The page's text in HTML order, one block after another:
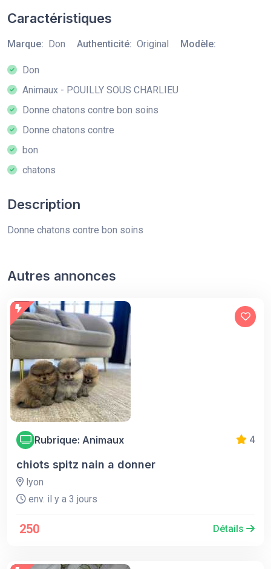
Caractéristiques
Marque: Don Authenticité: Original Modèle:
Don
Animaux - POUILLY SOUS CHARLIEU
Donne chatons contre bon soins
Donne chatons contre
bon
chatons
Description
Donne chatons contre bon soins
Autres annonces
Rubrique: Animaux 4
chiots spitz nain a donner
lyon
env. il y a 3 jours
250 Détails